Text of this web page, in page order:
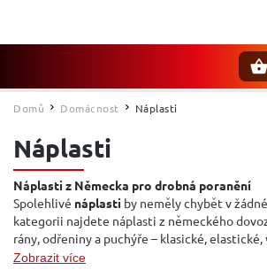
Domů / Domácnost / Náplasti
Náplasti
Náplasti z Německa pro drobná poranění
Spolehlivé náplasti by neměly chybět v
kategorii najdete náplasti z německého
rány, odřeniny a puchýře – klasické,
pro citlivou pokožku od značky
Zobrazit více